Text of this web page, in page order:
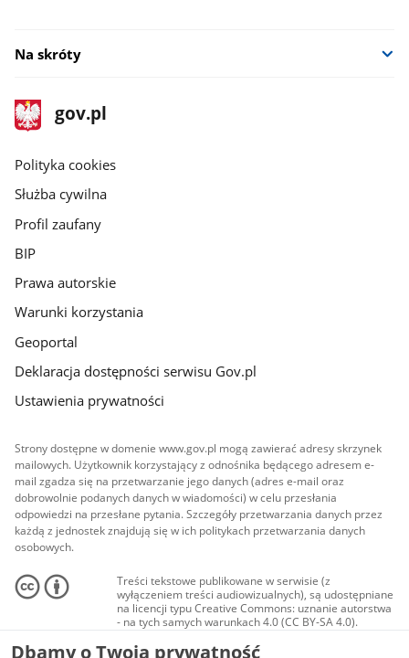
Na skróty
stopka
gov.pl
Strona
gov.pl
gov.pl
Polityka cookies
Służba cywilna
Profil zaufany
BIP
Prawa autorskie
Warunki korzystania
Geoportal
Deklaracja dostępności serwisu Gov.pl
Ustawienia prywatności
Strony dostępne w domenie www.gov.pl mogą zawierać adresy skrzynek
mailowych. Użytkownik korzystający z odnośnika będącego adresem e-
mail zgadza się na przetwarzanie jego danych (adres e-mail oraz
dobrowolnie podanych danych w wiadomości) w celu przesłania
odpowiedzi na przesłane pytania. Szczegóły przetwarzania danych przez
każdą z jednostek znajdują się w ich politykach przetwarzania danych
osobowych.
Treści tekstowe publikowane w serwisie (z
wyłączeniem treści audiowizualnych), są udostępniane
na licencji typu Creative Commons: uznanie autorstwa
- na tych samych warunkach 4.0 (CC BY-SA 4.0).
Materiały audiowizualne, w tym zdjęcia, materiały
audio i wideo, są udostępniane na licencji typu
Dbamy o Twoją prywatność